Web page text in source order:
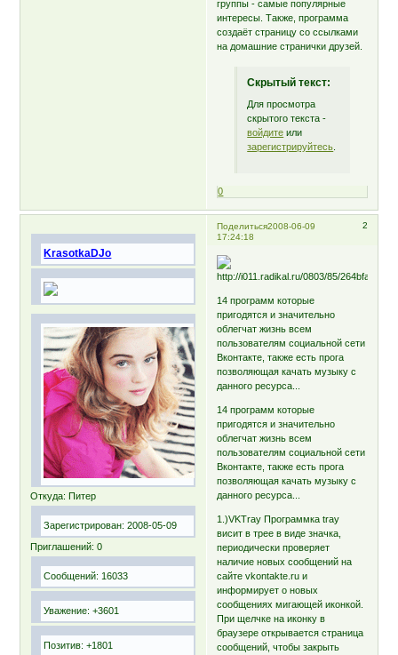
группы - самые популярные
интересы. Также, программа
создаёт страницу со ссылками
на домашние странички друзей.
Скрытый текст:
Для просмотра
скрытого текста -
войдите или
зарегистрируйтесь
0
Поделиться 2
2008-06-09
17:24:18
KrasotkaDJo
Откуда: Питер
Зарегистрирован: 2008-05-09
Приглашений: 0
Сообщений: 16033
Уважение: +3601
Позитив: +1801
14 программ которые
пригодятся и значительно
облегчат жизнь всем
пользователям социальной сети
Вконтакте, также есть прога
позволяющая качать музыку с
данного ресурса...
14 программ которые
пригодятся и значительно
облегчат жизнь всем
пользователям социальной сети
Вконтакте, также есть прога
позволяющая качать музыку с
данного ресурса...
1.)VKTray Программка tray
висит в трее в виде значка,
периодически проверяет
наличие новых сообщений на
сайте vkontakte.ru и
информирует о новых
сообщениях мигающей иконкой.
При щелчке на иконку в
браузере открывается страница
сообщений, чтобы закрыть